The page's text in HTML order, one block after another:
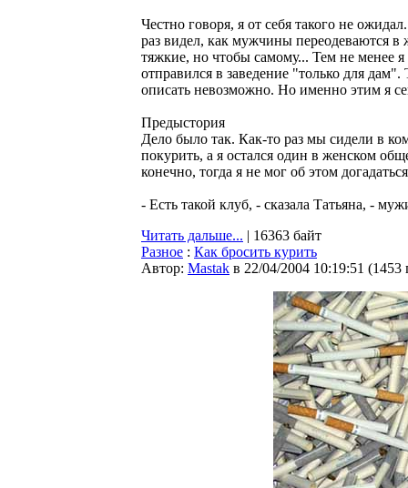
Честно говоря, я от себя такого не
раз видел, как мужчины переодеваются
тяжкие, но чтобы самому... Тем не менее я
отправился в заведение "только для
описать невозможно. Но именно этим я
Предыстория
Дело было так. Как-то раз мы сидели в
покурить, а я остался один в женском
конечно, тогда я не мог об этом
- Есть такой клуб, - сказала Татьяна, -
Читать дальше... | 16363 байт
Разное : Как бросить курить
Автор: Мastak в 22/04/2004 10:19:51 (1453